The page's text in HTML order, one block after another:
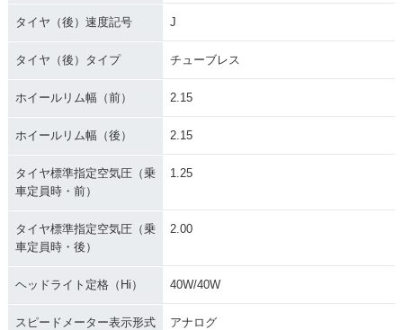
タイヤ（後）速度記号 J
タイヤ（後）タイプ チューブレス
ホイールリム幅（前） 2.15
ホイールリム幅（後） 2.15
タイヤ標準指定空気圧（乗
車定員時・前）
1.25
タイヤ標準指定空気圧（乗
車定員時・後）
2.00
ヘッドライト定格（Hi） 40W/40W
スピードメーター表示形式 アナログ